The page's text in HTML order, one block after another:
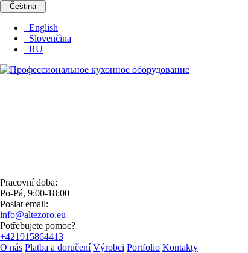
Čeština
English
Slovenčina
RU
Pracovní doba:
Po-Pá, 9:00-18:00
Poslat email:
info@altezoro.eu
Potřebujete pomoc?
+421915864413
O nás Platba a doručení Výrobci Portfolio Kontakty